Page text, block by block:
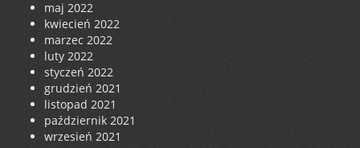
maj 2022
kwiecień 2022
marzec 2022
luty 2022
styczeń 2022
grudzień 2021
listopad 2021
październik 2021
wrzesień 2021